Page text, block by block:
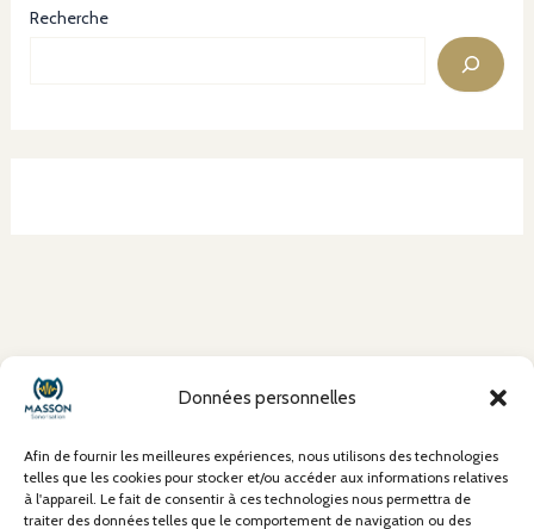
Données personnelles
Afin de fournir les meilleures expériences, nous utilisons des technologies
telles que les cookies pour stocker et/ou accéder aux informations relatives
à l'appareil. Le fait de consentir à ces technologies nous permettra de
traiter des données telles que le comportement de navigation ou des
Recherche
Mentions Légales
Politique de confidentialité
Politique de cookies